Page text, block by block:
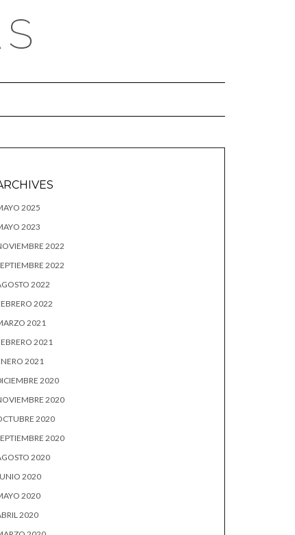
2025
2023
2022
2022
2022
2022
2021
2021
2021
2020
2020
2020
2020
2020
2020
2020
2020